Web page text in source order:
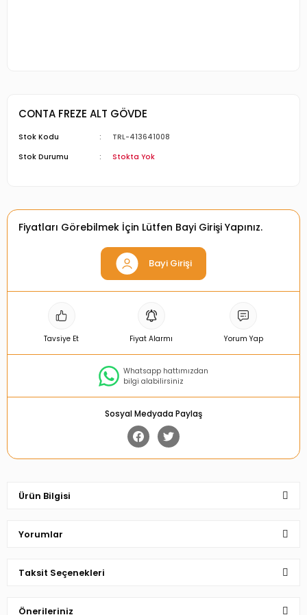
CONTA FREZE ALT GÖVDE
Stok Kodu
TRL-413641008
Stok Durumu
Stokta Yok
Fiyatları Görebilmek İçin Lütfen Bayi Girişi Yapınız.
Bayi Girişi
Tavsiye Et Fiyat Alarmı Yorum Yap
Whatsapp hattımızdan
bilgi alabilirsiniz
Sosyal Medyada Paylaş
Ürün Bilgisi
Yorumlar
Taksit Seçenekleri
Önerileriniz